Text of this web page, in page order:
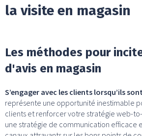
la visite en magasin
Les méthodes pour
d'avis en magasin
S’engager avec les clients lorsqu’ils
représente une opportunité inestimable
clients et renforcer votre stratégie web-
une stratégie de communication efficace